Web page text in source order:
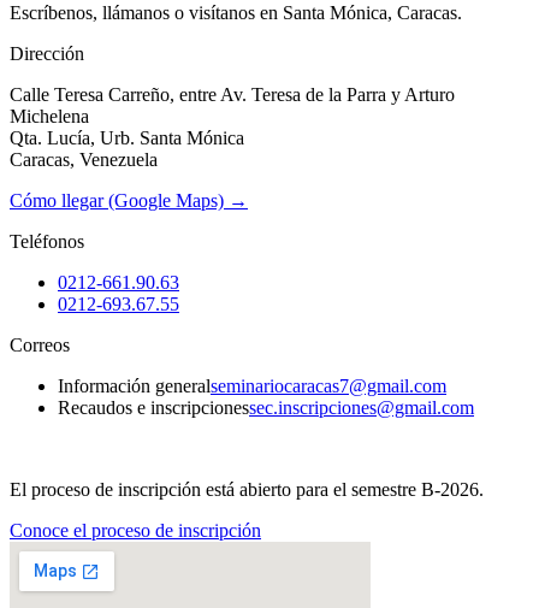
Escríbenos, llámanos o visítanos en Santa Mónica, Caracas.
Dirección
Calle Teresa Carreño, entre Av. Teresa de la Parra y Arturo
Michelena
Qta. Lucía, Urb. Santa Mónica
Caracas, Venezuela
Cómo llegar (Google Maps) →
Teléfonos
0212-661.90.63
0212-693.67.55
Correos
Información generalseminariocaracas7@gmail.com
Recaudos e inscripcionessec.inscripciones@gmail.com
El proceso de inscripción está abierto para el semestre B-2026.
Conoce el proceso de inscripción